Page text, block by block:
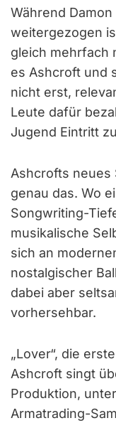
Während
weitergezogen
gleich mehrfach
es Ashcroft und
nicht erst,
Leute dafür
Jugend Eintritt
Ashcrofts neues
genau das. Wo
Songwriting-
musikalische
sich an
nostalgischer
dabei aber
vorhersehbar.
„Lover“, die
Ashcroft singt
Produktion,
Armatrading-